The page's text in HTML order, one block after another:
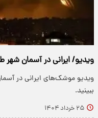
ویدیو/ ایرانی در آسمان شهر
ویدیو موشک‌های ایرانی در
ببینید.
۲۵ خرداد ۱۴۰۴